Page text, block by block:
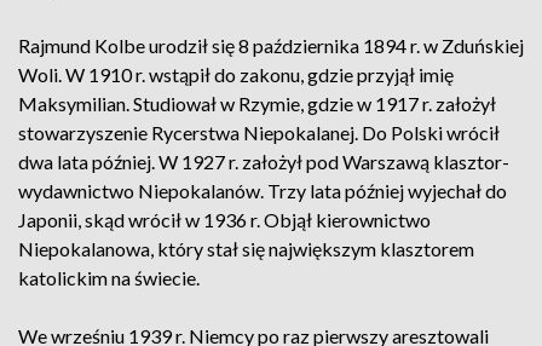
Rajmund Kolbe urodził się 8 października 1894 r. w Zduńskiej
Woli. W 1910 r. wstąpił do zakonu, gdzie przyjął imię
Maksymilian. Studiował w Rzymie, gdzie w 1917 r. założył
stowarzyszenie Rycerstwa Niepokalanej. Do Polski wrócił
dwa lata później. W 1927 r. założył pod Warszawą klasztor-
wydawnictwo Niepokalanów. Trzy lata później wyjechał do
Japonii, skąd wrócił w 1936 r. Objął kierownictwo
Niepokalanowa, który stał się największym klasztorem
katolickim na świecie.
We wrześniu 1939 r. Niemcy po raz pierwszy aresztowali